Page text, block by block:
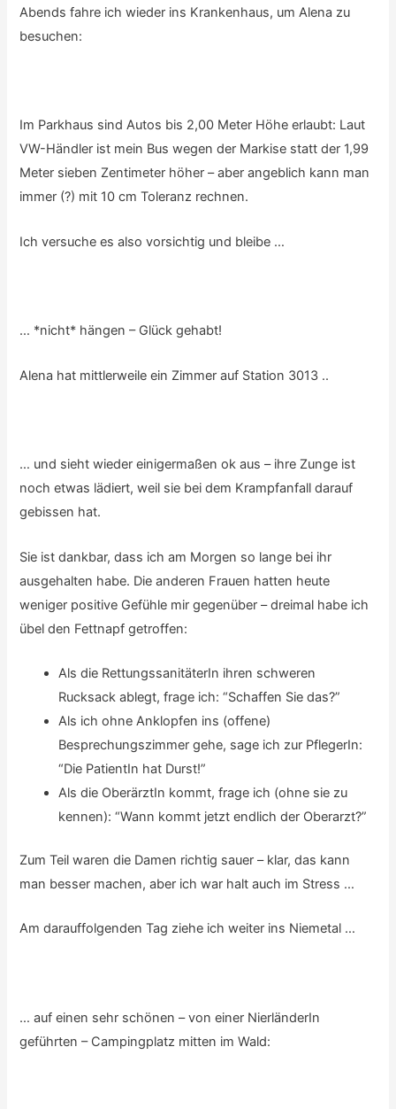
Abends fahre ich wieder ins Krankenhaus, um Alena zu
besuchen:
Im Parkhaus sind Autos bis 2,00 Meter Höhe erlaubt: Laut
VW-Händler ist mein Bus wegen der Markise statt der 1,99
Meter sieben Zentimeter höher – aber angeblich kann man
immer (?) mit 10 cm Toleranz rechnen.
Ich versuche es also vorsichtig und bleibe …
… *nicht* hängen – Glück gehabt!
Alena hat mittlerweile ein Zimmer auf Station 3013 ..
… und sieht wieder einigermaßen ok aus – ihre Zunge ist
noch etwas lädiert, weil sie bei dem Krampfanfall darauf
gebissen hat.
Sie ist dankbar, dass ich am Morgen so lange bei ihr
ausgehalten habe. Die anderen Frauen hatten heute
weniger positive Gefühle mir gegenüber – dreimal habe ich
übel den Fettnapf getroffen:
Als die RettungssanitäterIn ihren schweren
Rucksack ablegt, frage ich: “Schaffen Sie das?”
Als ich ohne Anklopfen ins (offene)
Besprechungszimmer gehe, sage ich zur PflegerIn:
“Die PatientIn hat Durst!”
Als die OberärztIn kommt, frage ich (ohne sie zu
kennen): “Wann kommt jetzt endlich der Oberarzt?”
Zum Teil waren die Damen richtig sauer – klar, das kann
man besser machen, aber ich war halt auch im Stress …
Am darauffolgenden Tag ziehe ich weiter ins Niemetal …
… auf einen sehr schönen – von einer NierländerIn
geführten – Campingplatz mitten im Wald: